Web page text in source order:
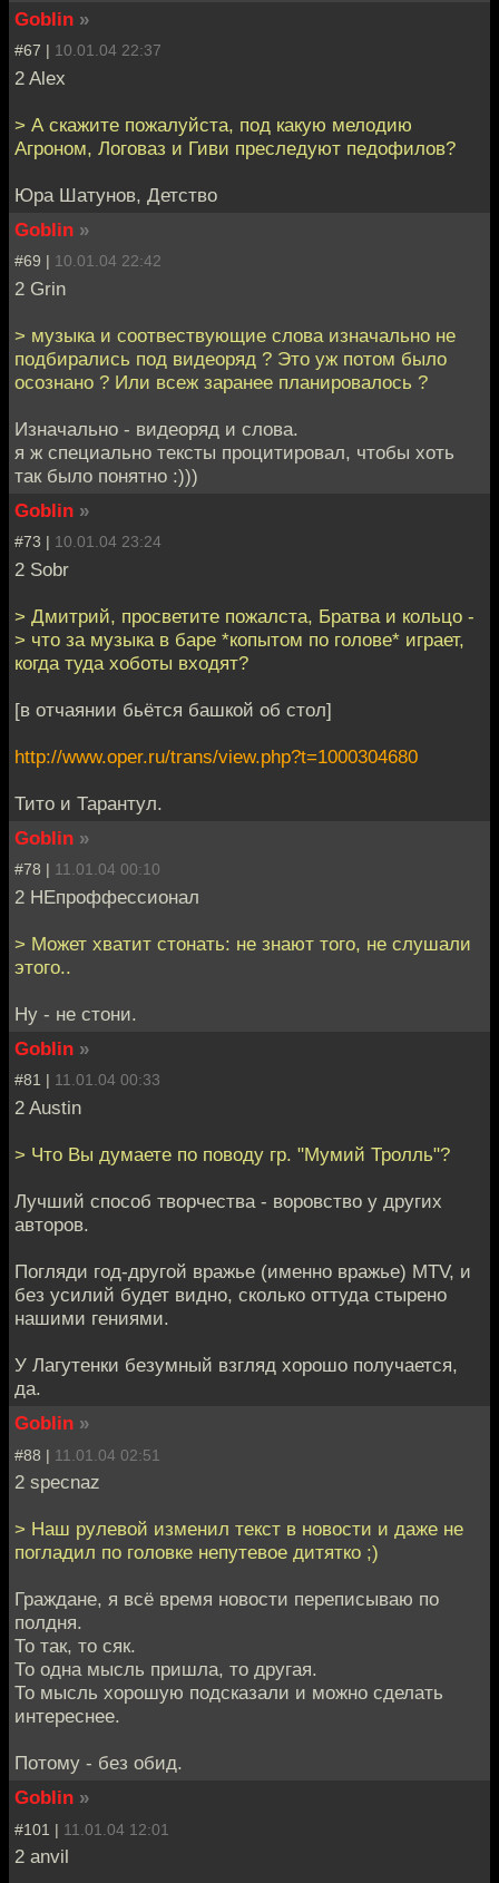
Goblin »
#67 | 10.01.04 22:37
2 Alex
> А скажите пожалуйста, под какую мелодию
Агроном, Логоваз и Гиви преследуют педофилов?
Юра Шатунов, Детство
Goblin »
#69 | 10.01.04 22:42
2 Grin
> музыка и соотвествующие слова изначально не
подбирались под видеоряд ? Это уж потом было
осознано ? Или всеж заранее планировалось ?
Изначально - видеоряд и слова.
я ж специально тексты процитировал, чтобы хоть
так было понятно :)))
Goblin »
#73 | 10.01.04 23:24
2 Sobr
> Дмитрий, просветите пожалста, Братва и кольцо -
> что за музыка в баре *копытом по голове* играет,
когда туда хоботы входят?
[в отчаянии бьётся башкой об стол]
http://www.oper.ru/trans/view.php?t=1000304680
Тито и Тарантул.
Goblin »
#78 | 11.01.04 00:10
2 НЕпроффессионал
> Может хватит стонать: не знают того, не слушали
этого..
Ну - не стони.
Goblin »
#81 | 11.01.04 00:33
2 Austin
> Что Вы думаете по поводу гр. "Мумий Тролль"?
Лучший способ творчества - воровство у других
авторов.
Погляди год-другой вражье (именно вражье) MTV, и
без усилий будет видно, сколько оттуда стырено
нашими гениями.
У Лагутенки безумный взгляд хорошо получается,
да.
Goblin »
#88 | 11.01.04 02:51
2 specnaz
> Наш рулевой изменил текст в новости и даже не
погладил по головке непутевое дитятко ;)
Граждане, я всё время новости переписываю по
полдня.
То так, то сяк.
То одна мысль пришла, то другая.
То мысль хорошую подсказали и можно сделать
интереснее.
Потому - без обид.
Goblin »
#101 | 11.01.04 12:01
2 anvil